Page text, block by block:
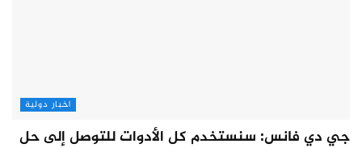
اخبار دولية
جي دي فانس: سنستخدم كل الأدوات للتوصل إلى حل